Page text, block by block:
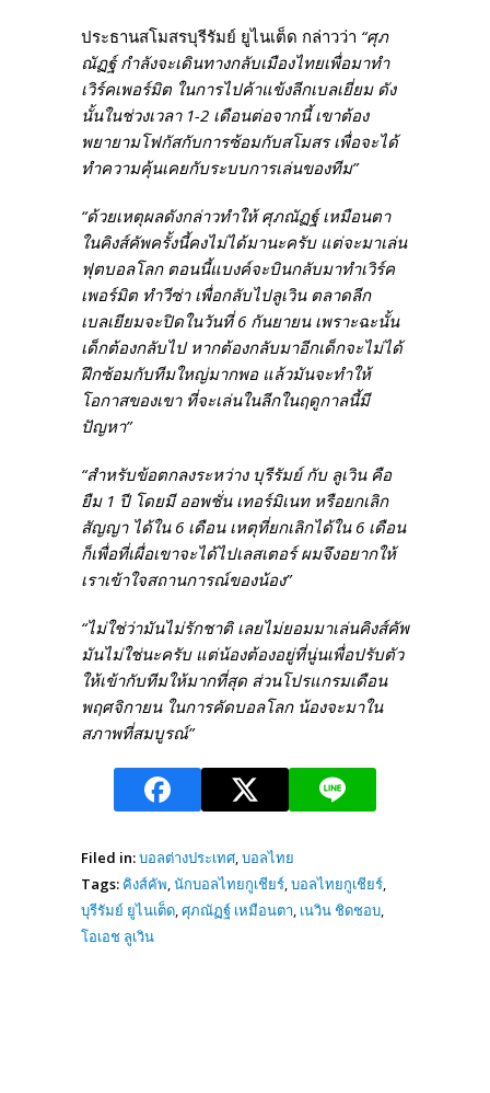
ประธานสโมสรบุรีรัมย์ ยูไนเต็ด กล่าวว่า “ศุภ
ณัฏฐ์ กำลังจะเดินทางกลับเมืองไทยเพื่อมาทำ
เวิร์คเพอร์มิต ในการไปค้าแข้งลีกเบลเยี่ยม ดัง
นั้นในช่วงเวลา 1-2 เดือนต่อจากนี้ เขาต้อง
พยายามโฟกัสกับการซ้อมกับสโมสร เพื่อจะได้
ทำความคุ้นเคยกับระบบการเล่นของทีม”
“ด้วยเหตุผลดังกล่าวทำให้ ศุภณัฏฐ์ เหมือนตา
ในคิงส์คัพครั้งนี้คงไม่ได้มานะครับ แต่จะมาเล่น
ฟุตบอลโลก ตอนนี้แบงค์จะบินกลับมาทำเวิร์ค
เพอร์มิต ทำวีซ่า เพื่อกลับไปลูเวิน ตลาดลีก
เบลเยียมจะปิดในวันที่ 6 กันยายน เพราะฉะนั้น
เด็กต้องกลับไป หากต้องกลับมาอีกเด็กจะไม่ได้
ฝึกซ้อมกับทีมใหญ่มากพอ แล้วมันจะทำให้
โอกาสของเขา ที่จะเล่นในลีกในฤดูกาลนี้มี
ปัญหา”
“สำหรับข้อตกลงระหว่าง บุรีรัมย์ กับ ลูเวิน คือ
ยืม 1 ปี โดยมี ออพชั่น เทอร์มิเนท หรือยกเลิก
สัญญา ได้ใน 6 เดือน เหตุที่ยกเลิกได้ใน 6 เดือน
ก็เพื่อที่เผื่อเขาจะได้ไปเลสเตอร์ ผมจึงอยากให้
เราเข้าใจสถานการณ์ของน้อง”
“ไม่ใช่ว่ามันไม่รักชาติ เลยไม่ยอมมาเล่นคิงส์คัพ
มันไม่ใช่นะครับ แต่น้องต้องอยู่ที่นู่นเพื่อปรับตัว
ให้เข้ากับทีมให้มากที่สุด ส่วนโปรแกรมเดือน
พฤศจิกายน ในการคัดบอลโลก น้องจะมาใน
สภาพที่สมบูรณ์”
Filed in:บอลต่างประเทศ,บอลไทย
Tags: คิงส์คัพ,นักบอลไทยกูเชียร์,บอลไทยกูเชียร์,
บุรีรัมย์ ยูไนเต็ด,ศุภณัฏฐ์ เหมือนตา, เนวิน ชิดชอบ,
โอเอช ลูเวิน